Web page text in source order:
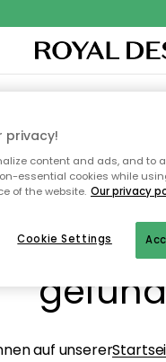
TEXTILIEN & TEPPICHE
die
auf unserer
privacy!
content and ads, and to
essential cookies while
of the website. Our privacy
Cookie Settings